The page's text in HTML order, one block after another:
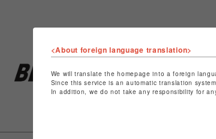
特定商取引
<About foreign language translation>
We will translate the homepage into a foreign
Since this service is an automatic translation
In addition, we do not take any responsibility for